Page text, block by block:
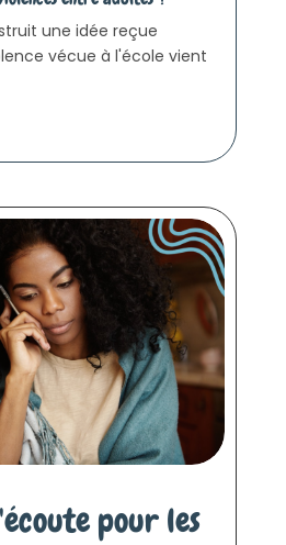
une idée reçue
vécue à l'école vient
pour les